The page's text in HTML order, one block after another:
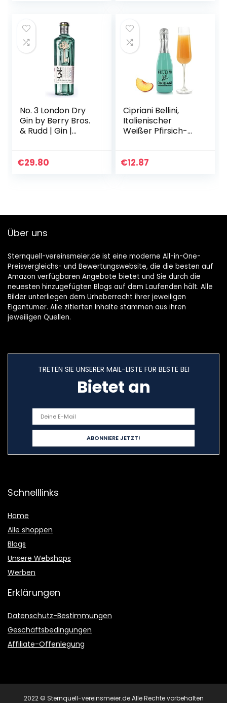
No. 3 London Dry
Gin by Berry Bros.
& Rudd | Gin |
bester Gin der
€29.80
Cipriani Bellini,
Italienischer
Weißer Pfirsich-
Aperitif-Getränk,
€12.87
Über uns
Sternquell-vereinsmeier.de ist eine moderne All-in-One-
Preisvergleichs- und Bewertungswebsite, die die besten auf
Amazon verfügbaren Angebote bietet und Sie durch die
neuesten hinzugefügten Blogs auf dem Laufenden hält. Alle
Bilder unterliegen dem Urheberrecht ihrer jeweiligen
Eigentümer. Alle zitierten Inhalte stammen aus ihren
jeweiligen Quellen.
TRETEN SIE UNSERER MAIL-LISTE FÜR BESTE BEI
Bietet an
Schnelllinks
Home
Alle shoppen
Blogs
Unsere Webshops
Werben
Erklärungen
Datenschutz-Bestimmungen
Geschäftsbedingungen
Affiliate-Offenlegung
2022 © Sternquell-vereinsmeier.de Alle Rechte vorbehalten